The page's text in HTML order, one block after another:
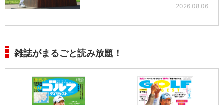
2026.08.06
雑誌がまるごと読み放題！